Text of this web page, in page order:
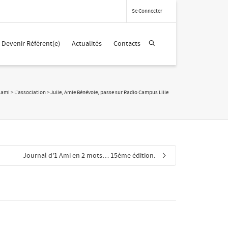
Se Connecter
Devenir Référent(e) Actualités Contacts
> L'association>Julie, Amie Bénévole, passe sur Radio Campus Lille
Journal d’1 Ami en 2 mots… 15ème édition.